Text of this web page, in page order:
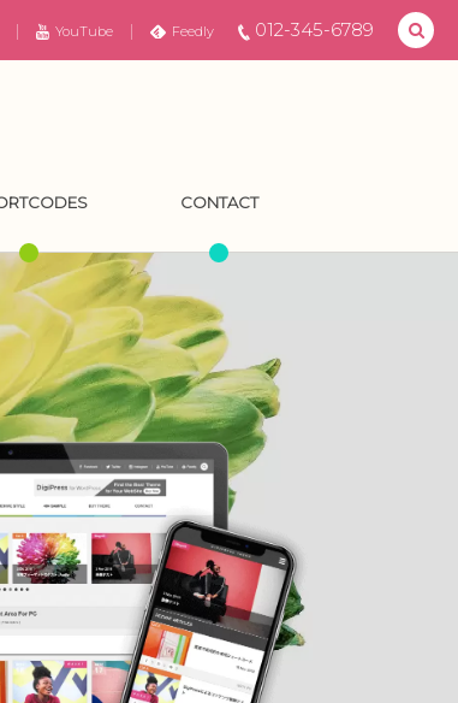
012-345-6789
YouTube Feedly
CONTACT